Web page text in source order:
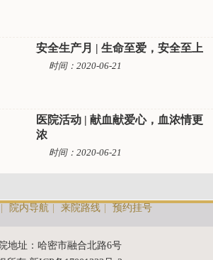
安全生产月 | 生命至爱，安全至上
时间：2020-06-21
医院活动 | 献血献爱心，血浓情更
浓
时间：2020-06-21
| 院内导航 | 来院路线 | 预约挂号
地址：哈密市融合北路6号